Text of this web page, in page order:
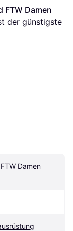
FTW Damen
der günstigste
Damen